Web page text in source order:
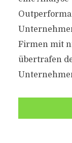
Firmen mit
übertrafen